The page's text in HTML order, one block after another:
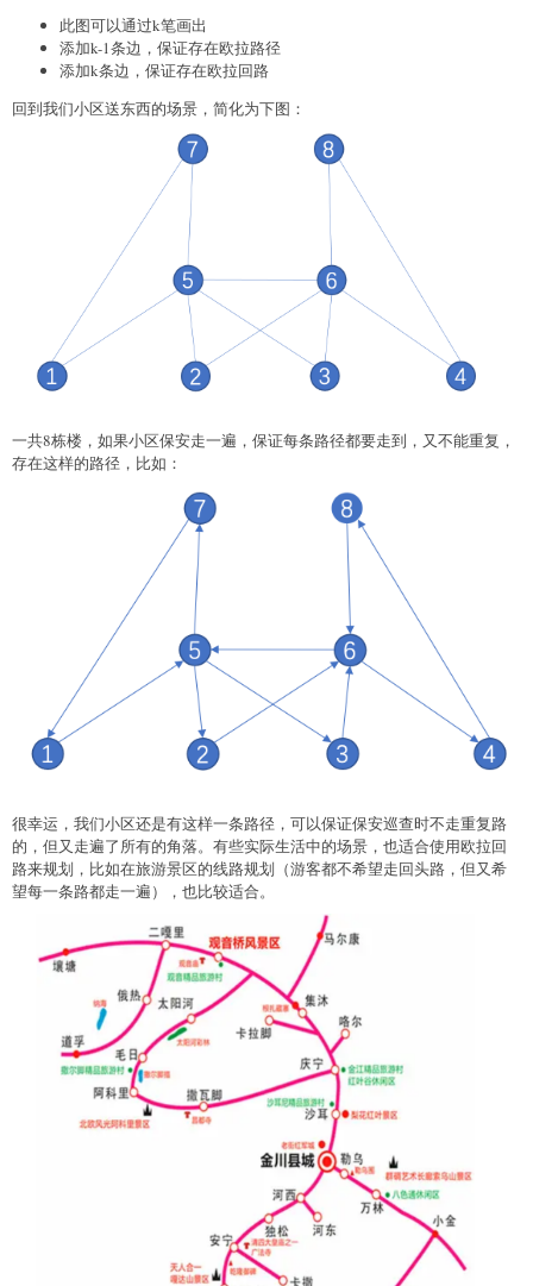
此图可以通过k笔画出
添加k-1条边，保证存在欧拉路径
添加k条边，保证存在欧拉回路
回到我们小区送东西的场景，简化为下图：
一共8栋楼，如果小区保安走一遍，保证每条路径都要走到，又不能重复，
存在这样的路径，比如：
很幸运，我们小区还是有这样一条路径，可以保证保安巡查时不走重复路
的，但又走遍了所有的角落。有些实际生活中的场景，也适合使用欧拉回
路来规划，比如在旅游景区的线路规划（游客都不希望走回头路，但又希
望每一条路都走一遍），也比较适合。